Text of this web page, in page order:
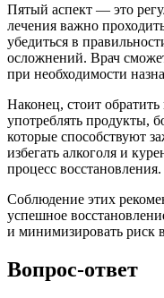
Пятый аспект — это
лечения важно
убедиться в
осложнений. Врач
при необходимости
Наконец, стоит
употреблять продукты,
которые способствуют
избегать алкоголя и
процесс восстановления.
Соблюдение этих
успешное
и минимизировать риск
Вопрос-ответ